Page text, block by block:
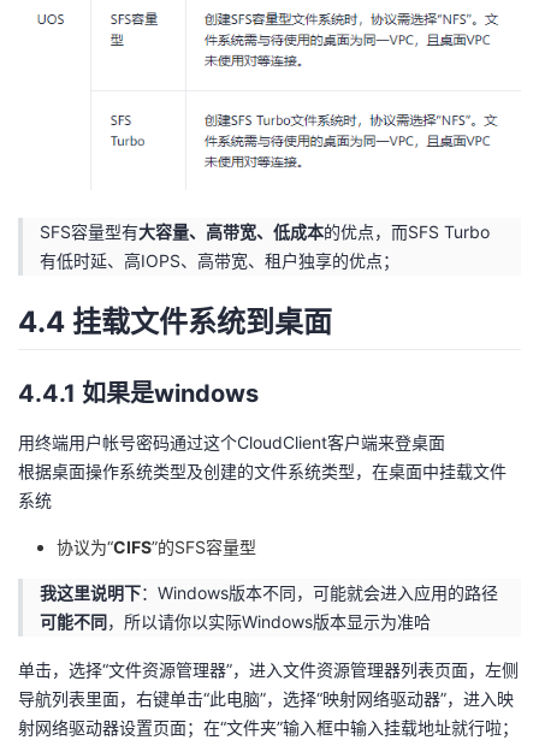
SFS容量型有大容量、高带宽、低成本的优点，而SFS Turbo
有低时延、高IOPS、高带宽、租户独享的优点；
4.4 挂载文件系统到桌面
4.4.1 如果是windows
用终端用户帐号密码通过这个CloudClient客户端来登桌面
根据桌面操作系统类型及创建的文件系统类型，在桌面中挂载文件
系统
协议为“CIFS”的SFS容量型
我这里说明下：Windows版本不同，可能就会进入应用的路径
可能不同，所以请你以实际Windows版本显示为准哈
单击，选择“文件资源管理器”，进入文件资源管理器列表页面，左侧
导航列表里面，右键单击“此电脑”，选择“映射网络驱动器”，进入映
射网络驱动器设置页面；在“文件夹”输入框中输入挂载地址就行啦；